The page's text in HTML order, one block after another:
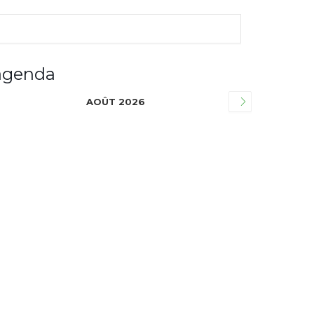
AOÛT 2026